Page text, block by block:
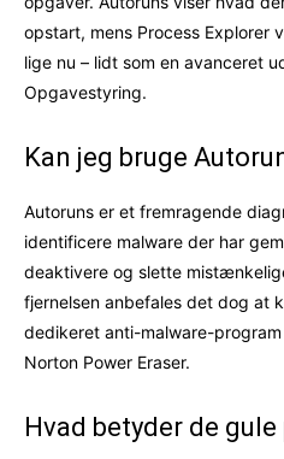
opstart, mens Process Explorer
lige nu – lidt som en avanceret
Opgavestyring.
Kan jeg bruge
Autoruns er et fremragende
identificere malware der har
deaktivere og slette
fjernelsen anbefales det dog at
dedikeret anti-malware-
Norton Power Eraser.
Hvad betyder de